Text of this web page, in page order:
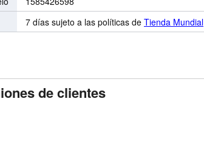
7 días sujeto a las políticas deTienda Mundial
de clientes